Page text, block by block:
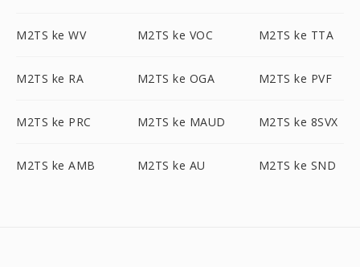
M2TS ke WV M2TS ke VOC M2TS ke TTA
M2TS ke RA M2TS ke OGA M2TS ke PVF
M2TS ke PRC M2TS ke MAUD M2TS ke 8SVX
M2TS ke AMB M2TS ke AU M2TS ke SND